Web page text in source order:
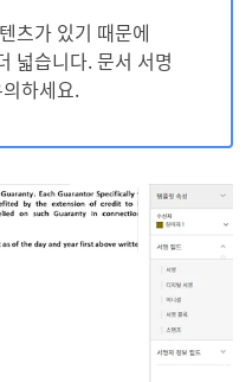
츠가 있기 때문에
넓습니다. 문서 서명
하세요.